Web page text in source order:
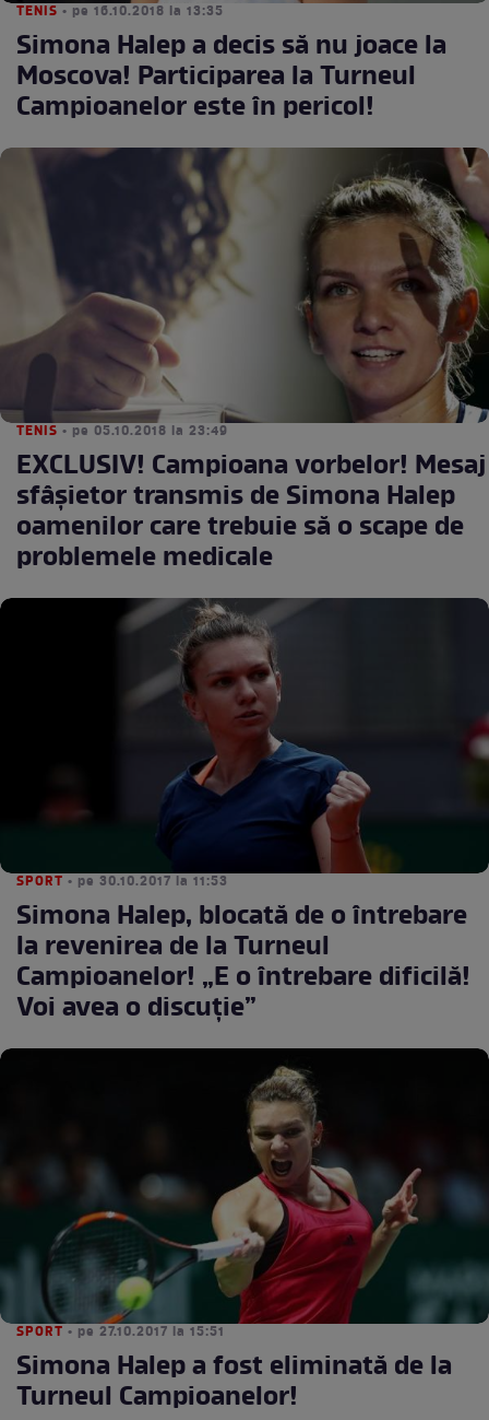
TENIS • pe 16.10.2018 la 13:35
Simona Halep a decis să nu joace la
Moscova! Participarea la Turneul
Campioanelor este în pericol!
TENIS • pe 05.10.2018 la 23:49
EXCLUSIV! Campioana vorbelor! Mesaj
sfâşietor transmis de Simona Halep
oamenilor care trebuie să o scape de
problemele medicale
SPORT • pe 30.10.2017 la 11:53
Simona Halep, blocată de o întrebare
la revenirea de la Turneul
Campioanelor! „E o întrebare dificilă!
Voi avea o discuţie”
SPORT • pe 27.10.2017 la 15:51
Simona Halep a fost eliminată de la
Turneul Campioanelor!